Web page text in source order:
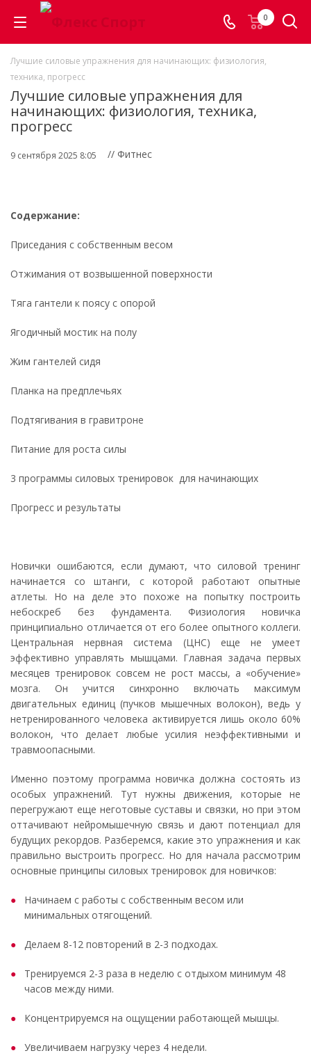
0
Лучшие силовые упражнения для начинающих: физиология,
техника, прогресс
Лучшие силовые упражнения для
начинающих: физиология, техника,
прогресс
9 сентября 2025 8:05 // Фитнес
Содержание:
Приседания с собственным весом
Отжимания от возвышенной поверхности
Тяга гантели к поясу с опорой
Ягодичный мостик на полу
Жим гантелей сидя
Планка на предплечьях
Подтягивания в гравитроне
Питание для роста силы
3 программы силовых тренировок для начинающих
Прогресс и результаты
Новички ошибаются, если думают, что силовой тренинг
начинается со штанги, с которой работают опытные
атлеты. Но на деле это похоже на попытку построить
небоскреб без фундамента. Физиология новичка
принципиально отличается от его более опытного коллеги.
Центральная нервная система (ЦНС) еще не умеет
эффективно управлять мышцами. Главная задача первых
месяцев тренировок совсем не рост массы, а «обучение»
мозга. Он учится синхронно включать максимум
двигательных единиц (пучков мышечных волокон), ведь у
нетренированного человека активируется лишь около 60%
волокон, что делает любые усилия неэффективными и
травмоопасными.
Именно поэтому программа новичка должна состоять из
особых упражнений. Тут нужны движения, которые не
перегружают еще неготовые суставы и связки, но при этом
оттачивают нейромышечную связь и дают потенциал для
будущих рекордов. Разберемся, какие это упражнения и как
правильно выстроить прогресс. Но для начала рассмотрим
основные принципы силовых тренировок для новичков:
Начинаем с работы с собственным весом или
минимальных отягощений.
Делаем 8-12 повторений в 2-3 подходах.
Тренируемся 2-3 раза в неделю с отдыхом минимум 48
часов между ними.
Концентрируемся на ощущении работающей мышцы.
Увеличиваем нагрузку через 4 недели.